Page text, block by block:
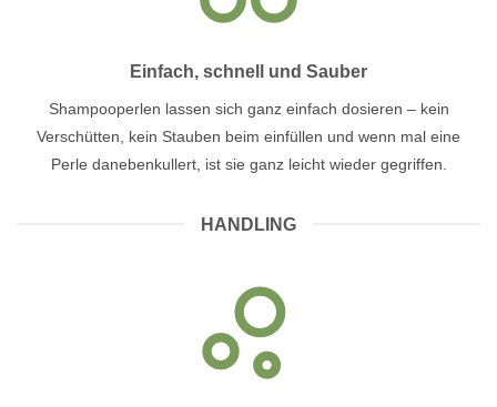
Einfach, schnell und Sauber
Shampooperlen lassen sich ganz einfach dosieren – kein
Verschütten, kein Stauben beim einfüllen und wenn mal eine
Perle danebenkullert, ist sie ganz leicht wieder gegriffen.
HANDLING